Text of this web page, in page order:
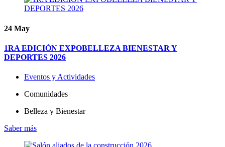
24 May
1RA EDICIÓN EXPOBELLEZA BIENESTAR Y
DEPORTES 2026
Eventos y Actividades
Comunidades
Belleza y Bienestar
Saber más